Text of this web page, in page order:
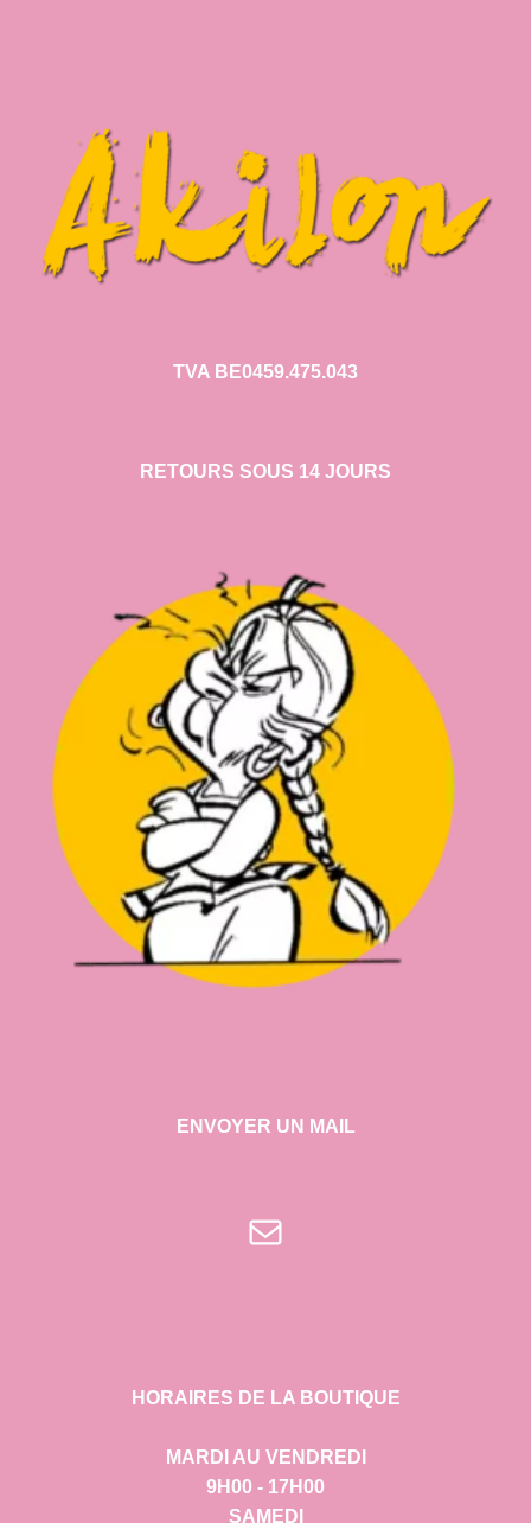
TVA BE0459.475.043
RETOURS SOUS 14 JOURS
ENVOYER UN MAIL
E-mail
HORAIRES DE LA BOUTIQUE
MARDI AU VENDREDI
9H00 - 17H00
SAMEDI